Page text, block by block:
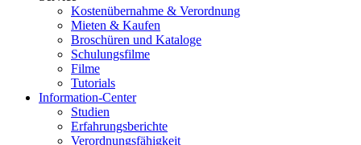
Kostenübernahme & Verordnung
Mieten & Kaufen
Broschüren und Kataloge
Schulungsfilme
Filme
Tutorials
Information-Center
Studien
Erfahrungsberichte
Verordnungsfähigkeit